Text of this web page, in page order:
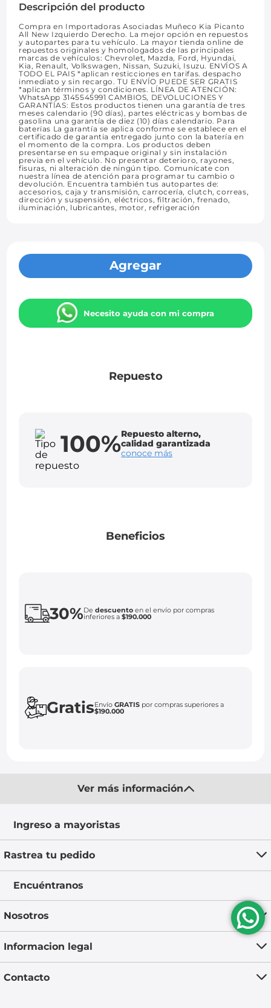
Descripción del producto
Compra en Importadoras Asociadas Muñeco Kia Picanto
All New Izquierdo Derecho. La mejor opción en repuestos
y autopartes para tu vehículo. La mayor tienda online de
repuestos originales y homologados de las principales
marcas de vehículos: Chevrolet, Mazda, Ford, Hyundai,
Kia, Renault, Volkswagen, Nissan, Suzuki, Isuzu. ENVÍOS A
TODO EL PAIS *aplican resticciones en tarifas. despacho
inmediato y sin recargo. TU ENVÍO PUEDE SER GRATIS
*aplican términos y condiciones. LÍNEA DE ATENCIÓN:
WhatsApp 3145545991 CAMBIOS, DEVOLUCIONES Y
GARANTÍAS: Estos productos tienen una garantía de tres
meses calendario (90 días), partes eléctricas y bombas de
gasolina una garantía de diez (10) días calendario. Para
baterías La garantía se aplica conforme se establece en el
certificado de garantia entregado junto con la batería en
el momento de la compra. Los productos deben
presentarse en su empaque original y sin instalación
previa en el vehículo. No presentar deterioro, rayones,
fisuras, ni alteración de ningún tipo. Comunícate con
nuestra línea de atención para programar tu cambio o
devolución. Encuentra también tus autopartes de:
accesorios, caja y transmisión, carrocería, clutch, correas,
dirección y suspensión, eléctricos, filtración, frenado,
iluminación, lubricantes, motor, refrigeración
Agregar
Necesito ayuda con mi compra
Repuesto
100%Repuesto alterno,
calidad garantizada
conoce más
Beneficios
30%Dedescuento en el envío por compras
inferiores a$190.000
GratisEnvíoGRATIS por compras superiores a
$190.000
Ver más información
Ingreso a mayoristas
Rastrea tu pedido
Encuéntranos
Nosotros
Informacion legal
Contacto